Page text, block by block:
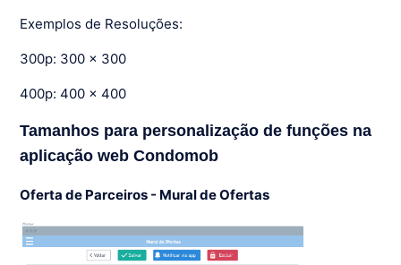
Exemplos de Resoluções:
300p: 300 x 300
400p: 400 x 400
Tamanhos para personalização de funções na
aplicação web Condomob
Oferta de Parceiros - Mural de Ofertas